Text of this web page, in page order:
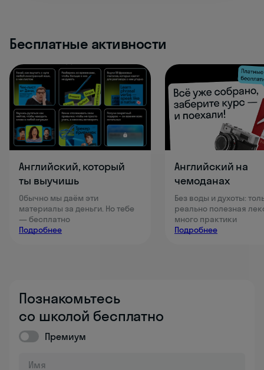
Бесплатные активности
Английский, который
ты выучишь
Обычно мы даём эти
материалы за деньги. Но тебе
— бесплатно
Подробнее
Английский на
чемоданах
Без воды и духоты:
реально полезная
много практики
Подробнее
Познакомьтесь
со школой бесплатно
Премиум